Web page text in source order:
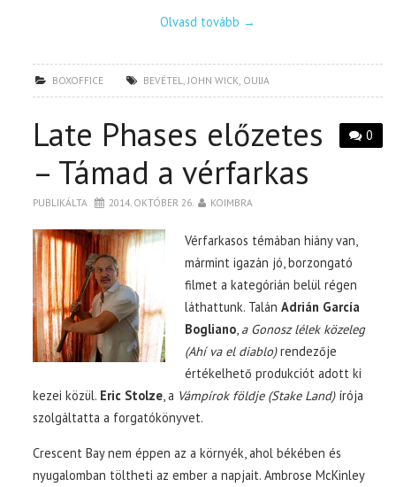
Olvasd tovább →
BOXOFFICE BEVÉTEL JOHN WICK OUIJA
0
Late Phases előzetes
– Támad a vérfarkas
PUBLIKÁLTA 2014. OKTÓBER 26. KOIMBRA
Vérfarkasos témában hiány van,
mármint igazán jó, borzongató
filmet a kategórián belül régen
láthattunk. Talán Adrián García
Bogliano a Gonosz lélek közeleg
(Ahí va el diablo)rendezője
értékelhető produkciót adott ki
kezei közül. Eric Stolze , a Vámpírok földje (Stake Land)írója
szolgáltatta a forgatókönyvet.
Crescent Bay nem éppen az a környék, ahol békében és
nyugalomban töltheti az ember a napjait. Ambrose McKinley